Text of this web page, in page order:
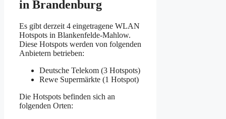
in Brandenburg
Es gibt derzeit 4 eingetragene WLAN
Hotspots in Blankenfelde-Mahlow.
Diese Hotspots werden von folgenden
Anbietern betrieben:
Deutsche Telekom (3 Hotspots)
Rewe Supermärkte (1 Hotspot)
Die Hotspots befinden sich an
folgenden Orten: